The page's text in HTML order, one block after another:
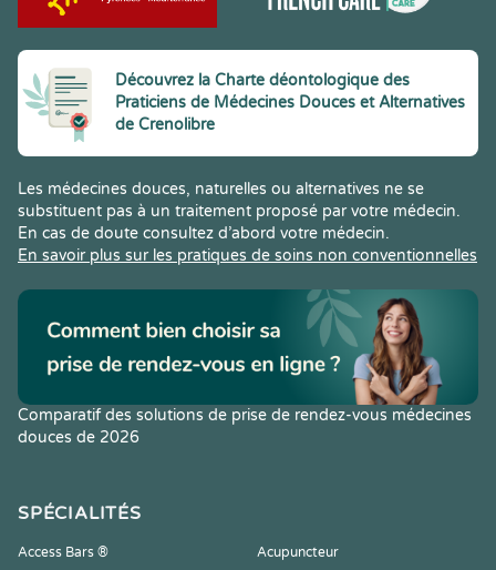
Découvrez la Charte déontologique des
Praticiens de Médecines Douces et Alternatives
de Crenolibre
Les médecines douces, naturelles ou alternatives ne se
substituent pas à un traitement proposé par votre médecin.
En cas de doute consultez d’abord votre médecin.
En savoir plus sur les pratiques de soins non conventionnelles
Comparatif des solutions de prise de rendez-vous médecines
douces de 2026
SPÉCIALITÉS
Access Bars ®
Acupuncteur